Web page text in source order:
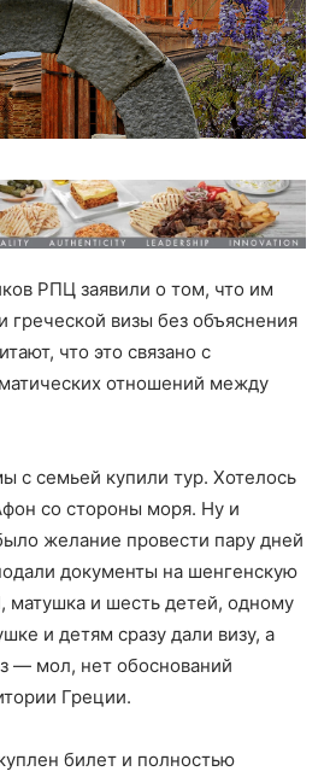
РПЦ заявили о том, что им
греческой визы без объяснения
что это связано с
отношений между
с семьей купили тур. Хотелось
со стороны моря. Ну и
желание провести пару дней
документы на шенгенскую
матушка и шесть детей, одному
и детям сразу дали визу, а
— мол, нет обоснований
Греции.
билет и полностью